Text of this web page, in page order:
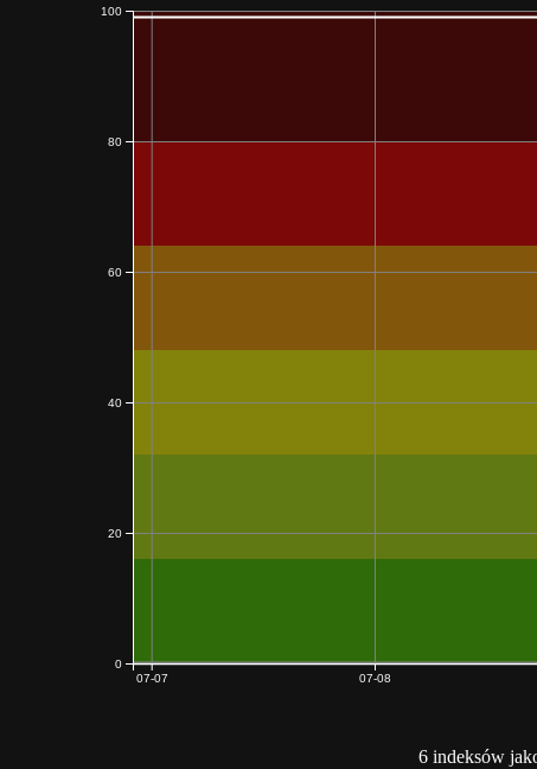
07-07 07-08
0
20
40
60
80
100
6 indeksów